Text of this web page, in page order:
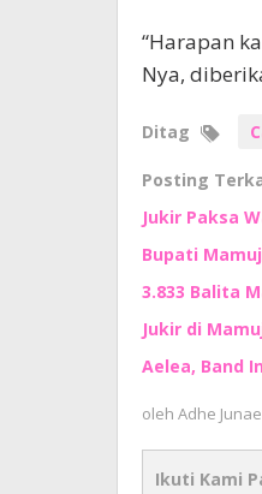
“Harapan
Nya,
Ditag
Posting
Jukir Paksa
Bupati
3.833 Balita
Jukir di
Aelea, Band
oleh Adhe
Ikuti Kami